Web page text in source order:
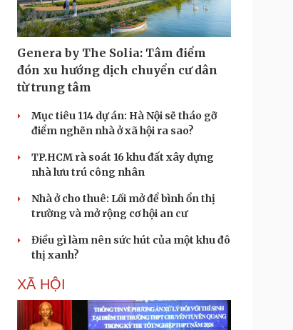
Genera by The Solia: Tâm điểm
đón xu hướng dịch chuyển cư dân
từ trung tâm
Mục tiêu 114 dự án: Hà Nội sẽ tháo gỡ
điểm nghẽn nhà ở xã hội ra sao?
TP.HCM rà soát 16 khu đất xây dựng
nhà lưu trú công nhân
Nhà ở cho thuê: Lối mở để bình ổn thị
trường và mở rộng cơ hội an cư
Điều gì làm nên sức hút của một khu đô
thị xanh?
XÃ HỘI